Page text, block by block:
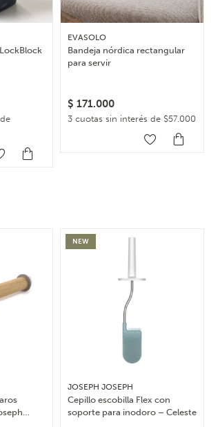
EVASOLO
Bandeja nórdica rectangular
para servir
$ 171.000
3 cuotas sin interés de $57.000
NEW
JOSEPH JOSEPH
Cepillo escobilla Flex con
soporte para inodoro – Celeste